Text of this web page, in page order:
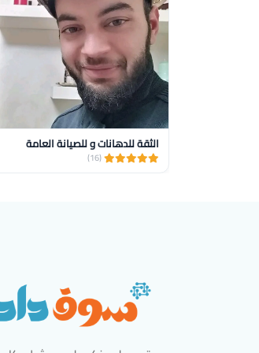
الثقة للدهانات و للصيانة العامة
(16)